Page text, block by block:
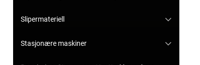
Slipermateriell
Stasjonære maskiner